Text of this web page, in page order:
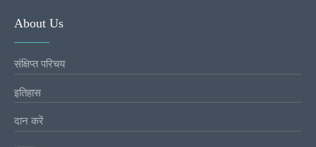
About Us
संक्षिप्त परिचय
इतिहास
दान करें